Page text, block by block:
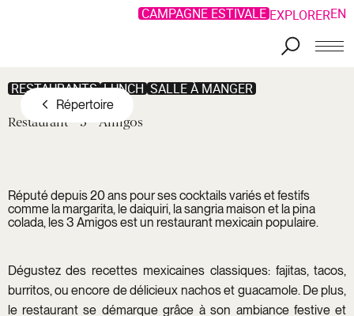
Aller au contenu principal
CAMPAGNE ESTIVALE EXPLOREREN
Répertoire
RESTAURANTS LUNCH SALLE À MANGER
Restaurant 3 Amigos
Réputé depuis 20 ans pour ses cocktails variés et festifs
comme la margarita, le daiquiri, la sangria maison et la pina
colada, les 3 Amigos est un restaurant mexicain populaire.
Dégustez des recettes mexicaines classiques: fajitas, tacos,
burritos, ou encore de délicieux nachos et guacamole. De plus,
le restaurant se démarque grâce à son ambiance festive et